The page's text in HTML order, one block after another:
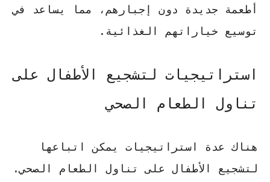
أطعمة جديدة دون إجبارهم، مما يساعد في
توسيع خياراتهم الغذائية.
استراتيجيات لتشجيع الأطفال على
تناول الطعام الصحي
هناك عدة استراتيجيات يمكن اتباعها
لتشجيع الأطفال على تناول الطعام الصحي.